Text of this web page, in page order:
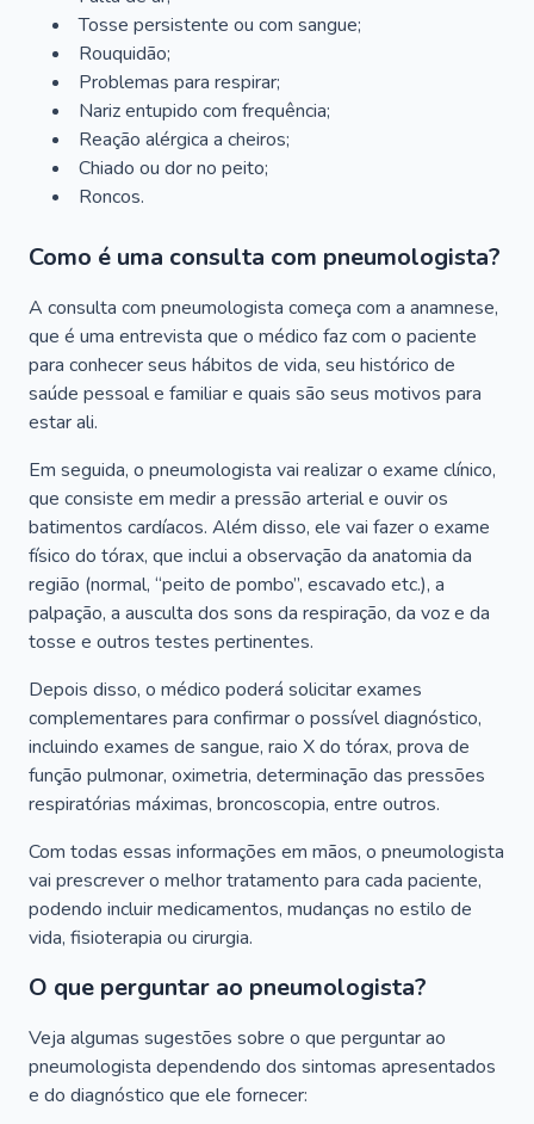
Tosse persistente ou com sangue;
Rouquidão;
Problemas para respirar;
Nariz entupido com frequência;
Reação alérgica a cheiros;
Chiado ou dor no peito;
Roncos.
Como é uma consulta com pneumologista?
A consulta com pneumologista começa com a anamnese,
que é uma entrevista que o médico faz com o paciente
para conhecer seus hábitos de vida, seu histórico de
saúde pessoal e familiar e quais são seus motivos para
estar ali.
Em seguida, o pneumologista vai realizar o exame clínico,
que consiste em medir a pressão arterial e ouvir os
batimentos cardíacos. Além disso, ele vai fazer o exame
físico do tórax, que inclui a observação da anatomia da
região (normal, “peito de pombo”, escavado etc.), a
palpação, a ausculta dos sons da respiração, da voz e da
tosse e outros testes pertinentes.
Depois disso, o médico poderá solicitar exames
complementares para confirmar o possível diagnóstico,
incluindo exames de sangue, raio X do tórax, prova de
função pulmonar, oximetria, determinação das pressões
respiratórias máximas, broncoscopia, entre outros.
Com todas essas informações em mãos, o pneumologista
vai prescrever o melhor tratamento para cada paciente,
podendo incluir medicamentos, mudanças no estilo de
vida, fisioterapia ou cirurgia.
O que perguntar ao pneumologista?
Veja algumas sugestões sobre o que perguntar ao
pneumologista dependendo dos sintomas apresentados
e do diagnóstico que ele fornecer: